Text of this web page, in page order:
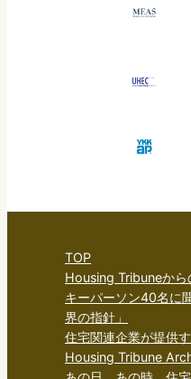
TOP
Housing Tribuneか
キーパーソン40名に
界の指針」
住宅関連企業が提供
Housing Tribune